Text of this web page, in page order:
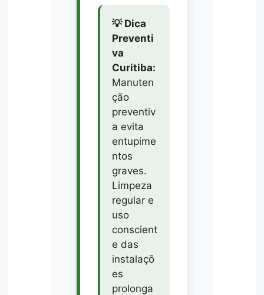
💡 Dica
Preventi
va
Curitiba:
Manuten
ção
preventiv
a evita
entupime
ntos
graves.
Limpeza
regular e
uso
conscient
e das
instalaçõ
es
prolonga